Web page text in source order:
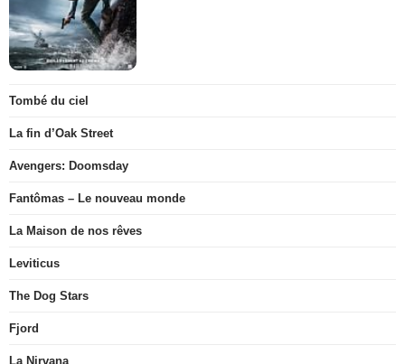
Tombé du ciel
La fin d’Oak Street
Avengers: Doomsday
Fantômas – Le nouveau monde
La Maison de nos rêves
Leviticus
The Dog Stars
Fjord
La Nirvana